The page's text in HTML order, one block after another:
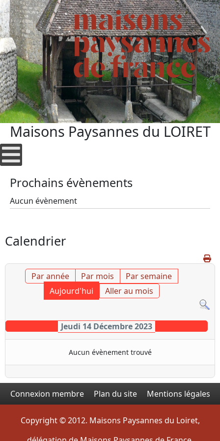
Maisons Paysannes du LOIRET
Prochains évènements
Aucun évènement
Calendrier
Par année Par mois
Par semaine
Aujourd'hui
Aller au mois
Jeudi 14 Décembre 2023
Aucun évènement trouvé
Connexion membre Plan du site Mentions légales
Copyright © 2012. Maisons Paysannes du Loiret,